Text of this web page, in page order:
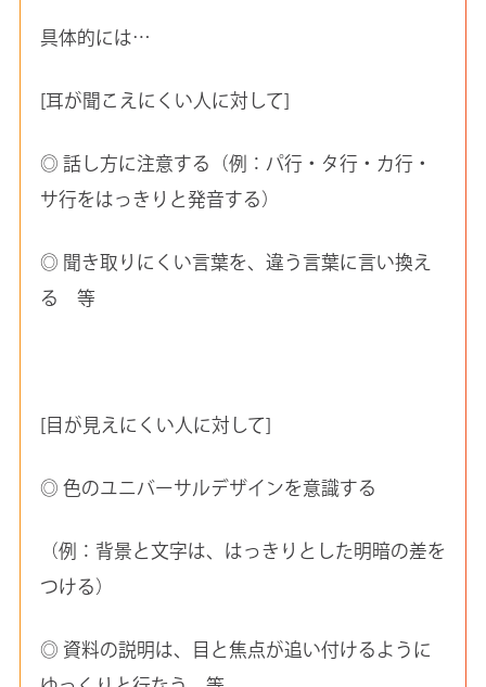
具体的には…
[耳が聞こえにくい人に対して]
◎ 話し方に注意する（例：パ行・タ行・カ行・
サ行をはっきりと発音する）
◎ 聞き取りにくい言葉を、違う言葉に言い換え
る 等
[目が見えにくい人に対して]
◎ 色のユニバーサルデザインを意識する
（例：背景と文字は、はっきりとした明暗の差を
つける）
◎ 資料の説明は、目と焦点が追い付けるように